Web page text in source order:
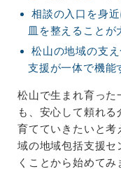
相談の入口を身
皿を整えることが
松山の地域の支
支援が一体で機能
松山で生まれ育った
も、安心して頼れ
育てていきたいと考
域の地域包括支援セ
くことから始めて